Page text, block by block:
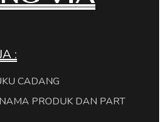
:
CADANG
PRODUK DAN PART